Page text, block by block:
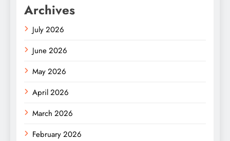
Archives
July 2026
June 2026
May 2026
April 2026
March 2026
February 2026